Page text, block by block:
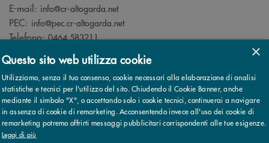
E-mail: info@cr-altogarda.net(si apre l’app di posta elettronica)
PEC: info@pec.cr-altogarda.net(si apre l’app di posta elettronica)
Telefono:0464 583211
© 2026 Cassa Rurale AltoGarda - Rovereto - Banca di Credito
Cooperativo - Società Cooperativa - Società partecipante al Gruppo
IVA Cassa Centrale Banca · P.Iva 02529020220Note legali
×
Questo sito web utilizza cookie
Utilizziamo, senza il tuo consenso, cookie necessari alla elaborazione di analisi
statistiche e tecnici per l'utilizzo del sito. Chiudendo il Cookie Banner, anche
mediante il simbolo "X", o accettando solo i cookie tecnici, continuerai a navigare
in assenza di cookie di remarketing. Acconsentendo invece all'uso dei cookie di
remarketing potremo offrirti messaggi pubblicitari corrispondenti alle tue esigenze.
Leggi di più